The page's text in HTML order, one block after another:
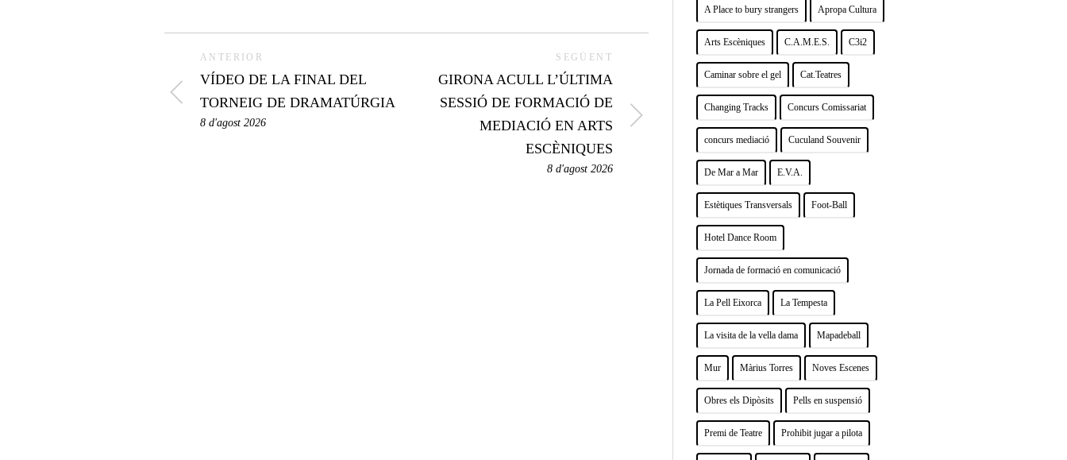
ANTERIOR
VÍDEO DE LA FINAL DEL
TORNEIG DE DRAMATÚRGIA
8 d'agost 2026
SEGÜENT
GIRONA ACULL L’ÚLTIMA
SESSIÓ DE FORMACIÓ DE
MEDIACIÓ EN ARTS
ESCÈNIQUES
8 d'agost 2026
A Place to bury strangers Apropa Cultura
Arts Escèniques C.A.M.E.S. C3i2
Caminar sobre el gel Cat.Teatres
Changing Tracks Concurs Comissariat
concurs mediació Cuculand Souvenir
De Mar a Mar E.V.A.
Estètiques Transversals Foot-Ball
Hotel Dance Room
Jornada de formació en comunicació
La Pell Eixorca La Tempesta
La visita de la vella dama Mapadeball
Mur Màrius Torres Noves Escenes
Obres els Dipòsits Pells en suspensió
Premi de Teatre Prohibit jugar a pilota